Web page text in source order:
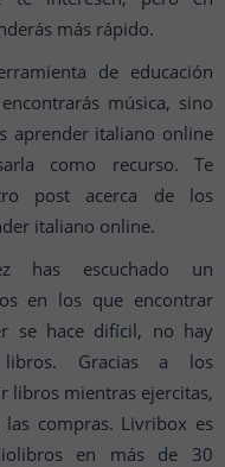
más rápido.
de educación
música, sino
aprender italiano online
como recurso. Te
post acerca de los
italiano online.
has escuchado un
en los que encontrar
se hace difícil, no hay
libros. Gracias a los
libros mientras ejercitas,
compras. Livribox es
en más de 30